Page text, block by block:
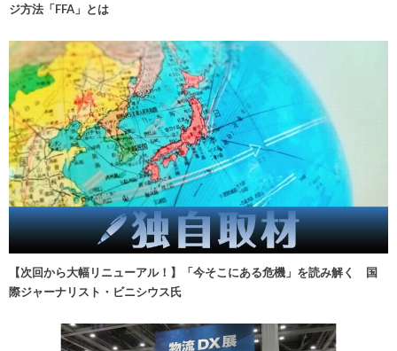
ジ方法「FFA」とは
【次回から大幅リニューアル！】「今そこにある危機」を読み解く 国
際ジャーナリスト・ビニシウス氏